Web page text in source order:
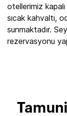
otellerimiz
sıcak kahvaltı,
sunmaktadır.
rezervasyonu